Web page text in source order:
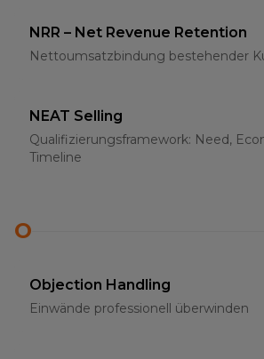
NRR – Net Revenue Retention
Nettoumsatzbindung bestehender
NEAT Selling
Qualifizierungsframework: Need,
Timeline
O
Objection Handling
Einwände professionell überwinden